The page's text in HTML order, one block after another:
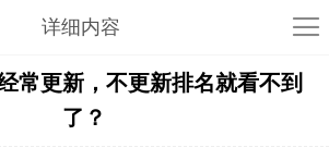
详细内容
常更新，不更新排名就看不到
了？